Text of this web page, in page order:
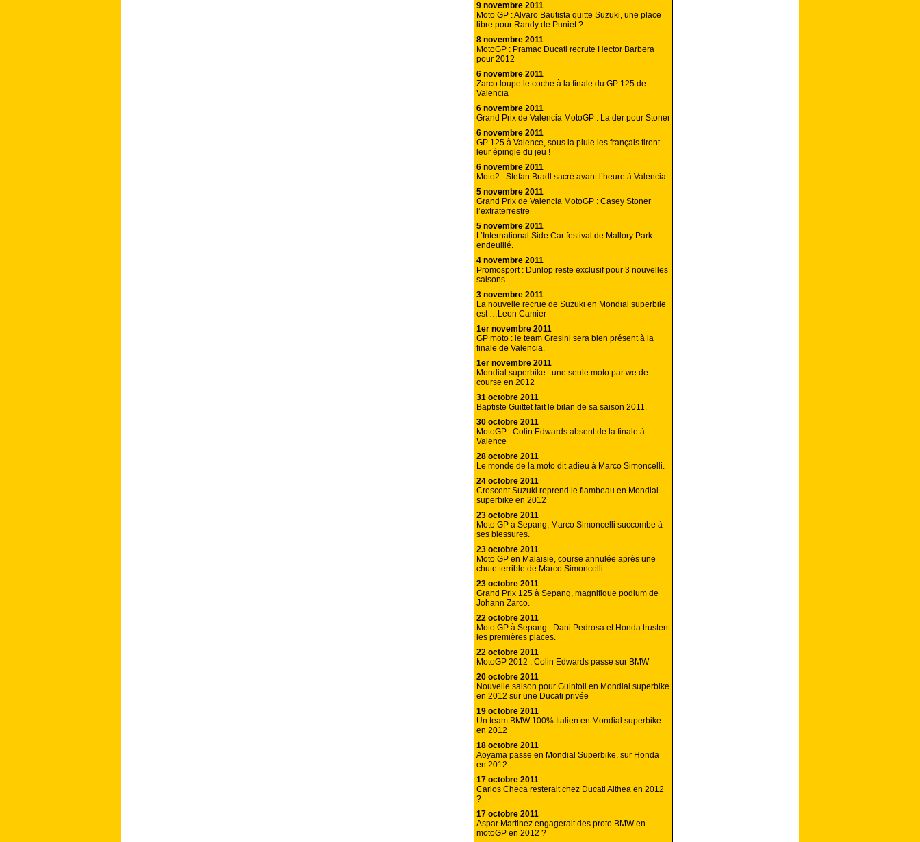
9 novembre 2011
Moto GP : Alvaro Bautista quitte Suzuki, une place
libre pour Randy de Puniet ?
8 novembre 2011
MotoGP : Pramac Ducati recrute Hector Barbera
pour 2012
6 novembre 2011
Zarco loupe le coche à la finale du GP 125 de
Valencia
6 novembre 2011
Grand Prix de Valencia MotoGP : La der pour Stoner
6 novembre 2011
GP 125 à Valence, sous la pluie les français tirent
leur épingle du jeu !
6 novembre 2011
Moto2 : Stefan Bradl sacré avant l’heure à Valencia
5 novembre 2011
Grand Prix de Valencia MotoGP : Casey Stoner
l’extraterrestre
5 novembre 2011
L’International Side Car festival de Mallory Park
endeuillé.
4 novembre 2011
Promosport : Dunlop reste exclusif pour 3 nouvelles
saisons
3 novembre 2011
La nouvelle recrue de Suzuki en Mondial superbile
est …Leon Camier
1er novembre 2011
GP moto : le team Gresini sera bien présent à la
finale de Valencia.
1er novembre 2011
Mondial superbike : une seule moto par we de
course en 2012
31 octobre 2011
Baptiste Guittet fait le bilan de sa saison 2011.
30 octobre 2011
MotoGP : Colin Edwards absent de la finale à
Valence
28 octobre 2011
Le monde de la moto dit adieu à Marco Simoncelli.
24 octobre 2011
Crescent Suzuki reprend le flambeau en Mondial
superbike en 2012
23 octobre 2011
Moto GP à Sepang, Marco Simoncelli succombe à
ses blessures.
23 octobre 2011
Moto GP en Malaisie, course annulée après une
chute terrible de Marco Simoncelli.
23 octobre 2011
Grand Prix 125 à Sepang, magnifique podium de
Johann Zarco.
22 octobre 2011
Moto GP à Sepang : Dani Pedrosa et Honda trustent
les premières places.
22 octobre 2011
MotoGP 2012 : Colin Edwards passe sur BMW
20 octobre 2011
Nouvelle saison pour Guintoli en Mondial superbike
en 2012 sur une Ducati privée
19 octobre 2011
Un team BMW 100% Italien en Mondial superbike
en 2012
18 octobre 2011
Aoyama passe en Mondial Superbike, sur Honda
en 2012
17 octobre 2011
Carlos Checa resterait chez Ducati Althea en 2012
?
17 octobre 2011
Aspar Martinez engagerait des proto BMW en
motoGP en 2012 ?